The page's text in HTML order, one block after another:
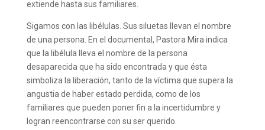
extiende hasta sus familiares.
Sigamos con las libélulas. Sus siluetas llevan el nombre
de una persona. En el documental, Pastora Mira indica
que la libélula lleva el nombre de la persona
desaparecida que ha sido encontrada y que ésta
simboliza la liberación, tanto de la víctima que supera la
angustia de haber estado perdida, como de los
familiares que pueden poner fin a la incertidumbre y
logran reencontrarse con su ser querido.